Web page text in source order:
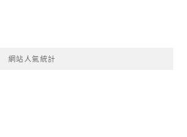
網站人氣統計